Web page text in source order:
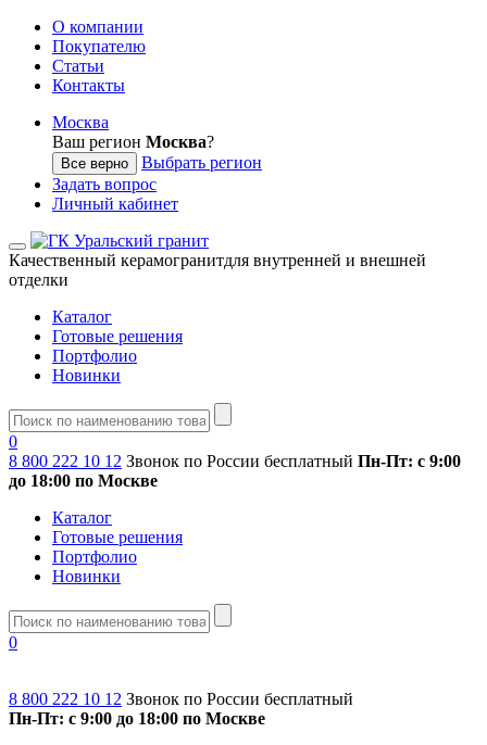
О компании
Покупателю
Статьи
Контакты
Москва
Ваш регион Москва?
Все верно
Выбрать регион
Задать вопрос
Личный кабинет
Качественный керамогранитдля внутренней и внешней
отделки
Каталог
Готовые решения
Портфолио
Новинки
0
8 800 222 10 12 Звонок по России бесплатный Пн-Пт: с 9:00
до 18:00 по Москве
Каталог
Готовые решения
Портфолио
Новинки
0
8 800 222 10 12 Звонок по России бесплатный
Пн-Пт: с 9:00 до 18:00 по Москве